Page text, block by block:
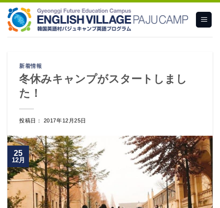
content
新着情報
冬休みキャンプがスタートしまし
た！
投稿日： 2017年12月25日
25
12月